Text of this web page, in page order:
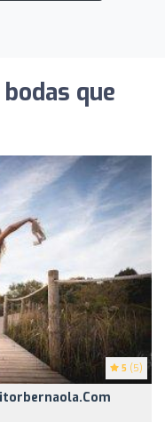
que
5 (5)